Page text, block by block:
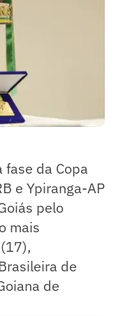
da Copa
e Ypiranga-AP
pelo
mais
de
de